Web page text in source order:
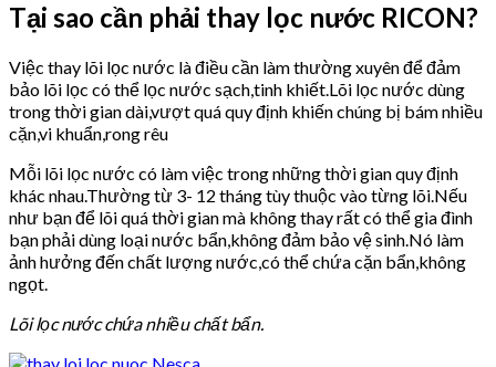
Tại sao cần phải thay lọc nước RICON?
Việc thay lõi lọc nước là điều cần làm thường xuyên để đảm
bảo lõi lọc có thể lọc nước sạch,tinh khiết.Lõi lọc nước dùng
trong thời gian dài,vượt quá quy định khiến chúng bị bám nhiều
cặn,vi khuẩn,rong rêu
Mỗi lõi lọc nước có làm việc trong những thời gian quy định
khác nhau.Thường từ 3- 12 tháng tùy thuộc vào từng lõi.Nếu
như bạn để lõi quá thời gian mà không thay rất có thể gia đình
bạn phải dùng loại nước bẩn,không đảm bảo vệ sinh.Nó làm
ảnh hưởng đến chất lượng nước,có thể chứa cặn bẩn,không
ngọt.
Lõi lọc nước chứa nhiều chất bẩn.